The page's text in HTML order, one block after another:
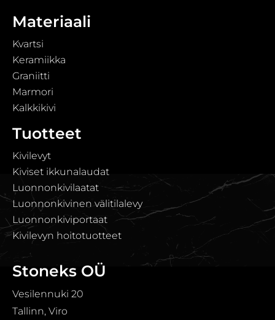
Materiaali
Kvartsi
Keramiikka
Graniitti
Marmori
Kalkkikivi
Tuotteet
Kivilevyt
Kiviset ikkunalaudat
Luonnonkivilaatat
Luonnonkivinen välitilalevy
Luonnonkiviportaat
Kivilevyn hoitotuotteet
Stoneks OÜ
Vesilennuki 20
Tallinn, Viro